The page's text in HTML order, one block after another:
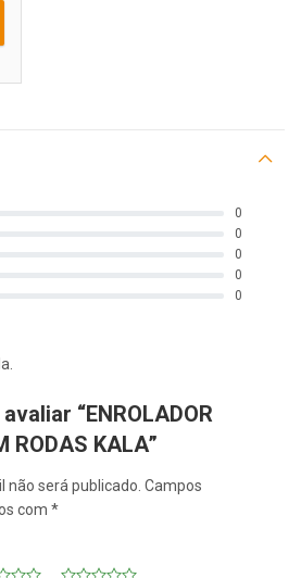
0
0
0
0
0
“ENROLADOR
RODAS KALA”
não será publicado. Campos
com *